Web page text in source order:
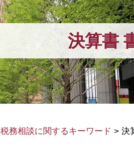
決算書
税務相談に関するキーワード > 決